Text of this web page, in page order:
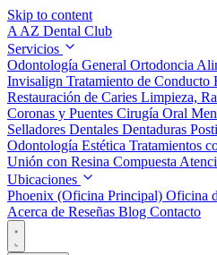
Skip to content
A AZ Dental Club
Servicios
Odontología General Ortodoncia
Invisalign Tratamiento de Conducto
Restauración de Caries Limpieza,
Coronas y Puentes Cirugía Oral
Selladores Dentales Dentaduras
Odontología Estética Tratamientos
Unión con Resina Compuesta
Ubicaciones
Phoenix (Oficina Principal) Oficina
Acerca de Reseñas Blog Contacto